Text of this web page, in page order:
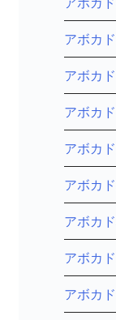
アボカ
アボカ
アボカ
アボカ
アボカ
アボカ
アボカ
アボカ